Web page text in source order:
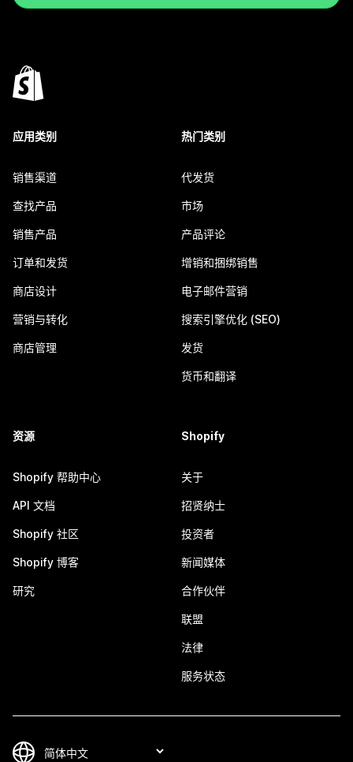
应用类别
销售渠道
查找产品
销售产品
订单和发货
商店设计
营销与转化
商店管理
热门类别
代发货
市场
产品评论
增销和捆绑销售
电子邮件营销
搜索引擎优化 (SEO)
发货
货币和翻译
资源
Shopify 帮助中心
API 文档
Shopify 社区
Shopify 博客
研究
Shopify
关于
招贤纳士
投资者
新闻媒体
合作伙伴
联盟
法律
服务状态